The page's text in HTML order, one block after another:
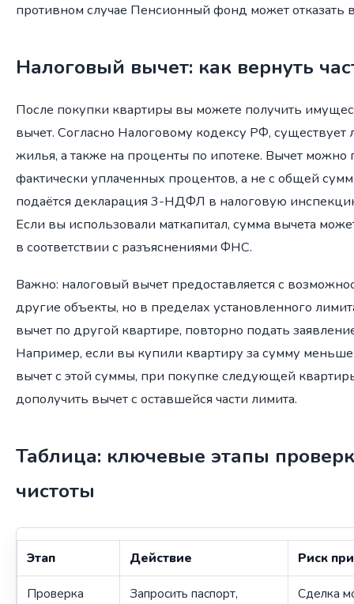
противном случае Пенсионный фонд может отказать
Налоговый вычет: как вернуть
После покупки квартиры вы можете получить
вычет. Согласно Налоговому кодексу РФ, существует
жилья, а также на проценты по ипотеке. Вычет можно
фактически уплаченных процентов, а не с общей
подаётся декларация 3-НДФЛ в налоговую
Если вы использовали маткапитал, сумма вычета
в соответствии с разъяснениями ФНС.
Важно: налоговый вычет предоставляется с
другие объекты, но в пределах установленного
вычет по другой квартире, повторно подать
Например, если вы купили квартиру за сумму
вычет с этой суммы, при покупке следующей
дополучить вычет с оставшейся части лимита.
Таблица: ключевые этапы
чистоты
Этап Действие Риск
Проверка
Запросить паспорт,
Сделка